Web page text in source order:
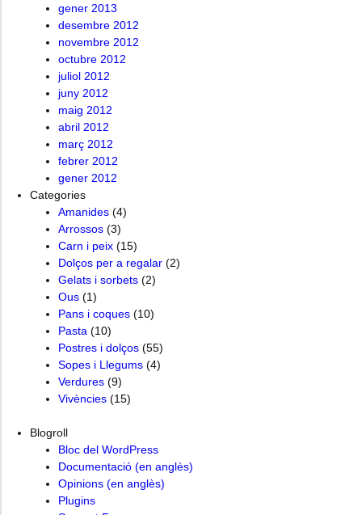
gener 2013
desembre 2012
novembre 2012
octubre 2012
juliol 2012
juny 2012
maig 2012
abril 2012
març 2012
febrer 2012
gener 2012
Categories
Amanides (4)
Arrossos (3)
Carn i peix (15)
Dolços per a regalar (2)
Gelats i sorbets (2)
Ous (1)
Pans i coques (10)
Pasta (10)
Postres i dolços (55)
Sopes i Llegums (4)
Verdures (9)
Vivències (15)
Blogroll
Bloc del WordPress
Documentació (en anglès)
Opinions (en anglès)
Plugins